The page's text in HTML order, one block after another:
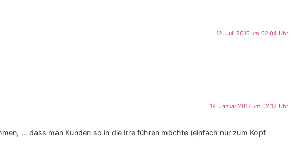
12. Juli 2016 um 02:04 Uhr
18. Januar 2017 um 02:12 Uhr
… dass man Kunden so in die Irre führen möchte (einfach nur zum Kopf